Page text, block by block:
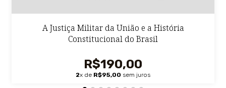
A Justiça Militar da União e a História
Constitucional do Brasil
R$190,00
2x de R$95,00 sem juros